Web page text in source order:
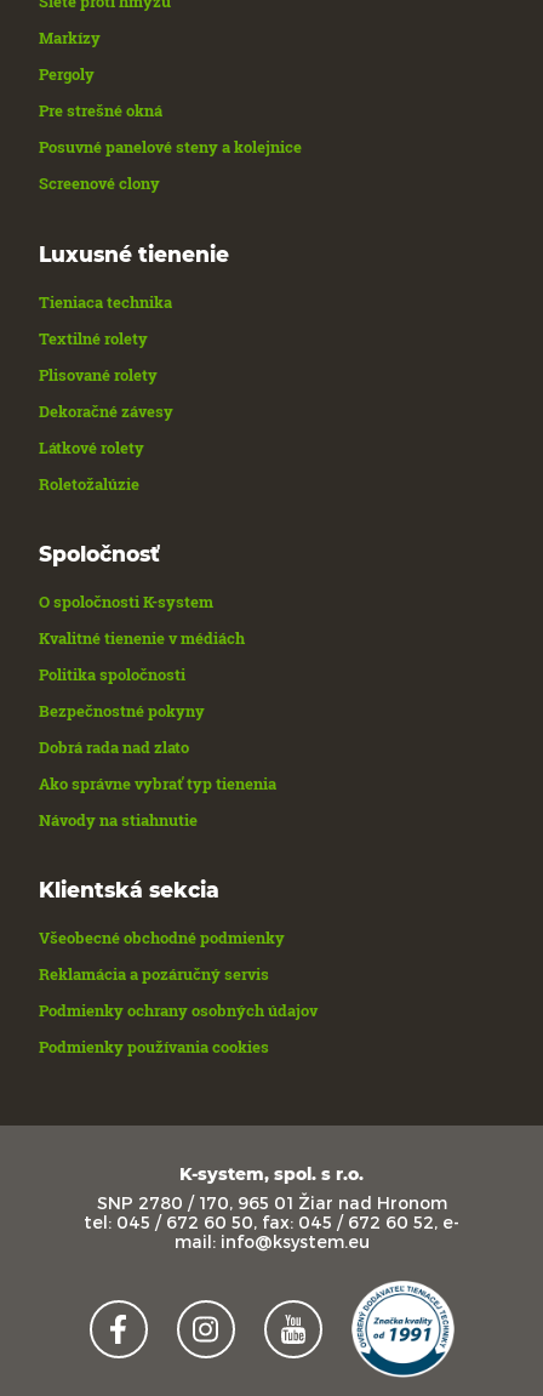
Markízy
Pergoly
Pre strešné okná
Posuvné panelové steny a kolejnice
Screenové clony
Luxusné tienenie
Tieniaca technika
Textilné rolety
Plisované rolety
Dekoračné závesy
Látkové rolety
Roletožalúzie
Spoločnosť
O spoločnosti K-system
Kvalitné tienenie v médiách
Politika spoločnosti
Bezpečnostné pokyny
Dobrá rada nad zlato
Ako správne vybrať typ tienenia
Návody na stiahnutie
Klientská sekcia
Všeobecné obchodné podmienky
Reklamácia a pozáručný servis
Podmienky ochrany osobných údajov
Podmienky používania cookies
K-system, spol. s r.o.
SNP 2780 / 170, 965 01 Žiar nad Hronom
tel: 045 / 672 60 50, fax: 045 / 672 60 52, e-
mail: info@ksystem.eu